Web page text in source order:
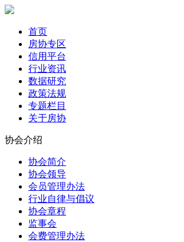
首页
房协专区
信用平台
行业资讯
数据研究
政策法规
专题栏目
关于房协
协会介绍
协会简介
协会领导
会员管理办法
行业自律与倡议
协会章程
监事会
会费管理办法